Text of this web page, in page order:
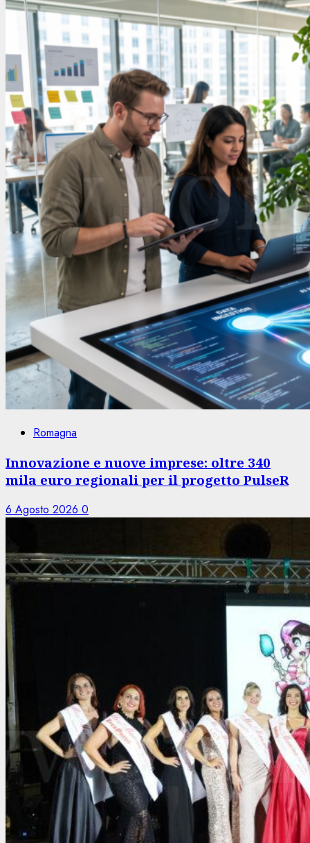
Romagna
Innovazione e nuove imprese: oltre 340
mila euro regionali per il progetto PulseR
6 Agosto 2026 0